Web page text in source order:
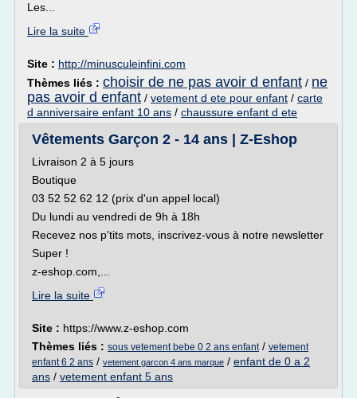
Les...
Lire la suite
Site : http://minusculeinfini.com
Thèmes liés : choisir de ne pas avoir d enfant / ne
pas avoir d enfant / vetement d ete pour enfant / carte
d anniversaire enfant 10 ans / chaussure enfant d ete
Vêtements Garçon 2 - 14 ans | Z-Eshop
Livraison 2 à 5 jours
Boutique
03 52 52 62 12 (prix d'un appel local)
Du lundi au vendredi de 9h à 18h
Recevez nos p'tits mots, inscrivez-vous à notre newsletter
Super !
z-eshop.com,...
Lire la suite
Site : https://www.z-eshop.com
Thèmes liés : sous vetement bebe 0 2 ans enfant/ vetement
enfant 6 2 ans / vetement garcon 4 ans marque / enfant de 0 a 2
ans / vetement enfant 5 ans